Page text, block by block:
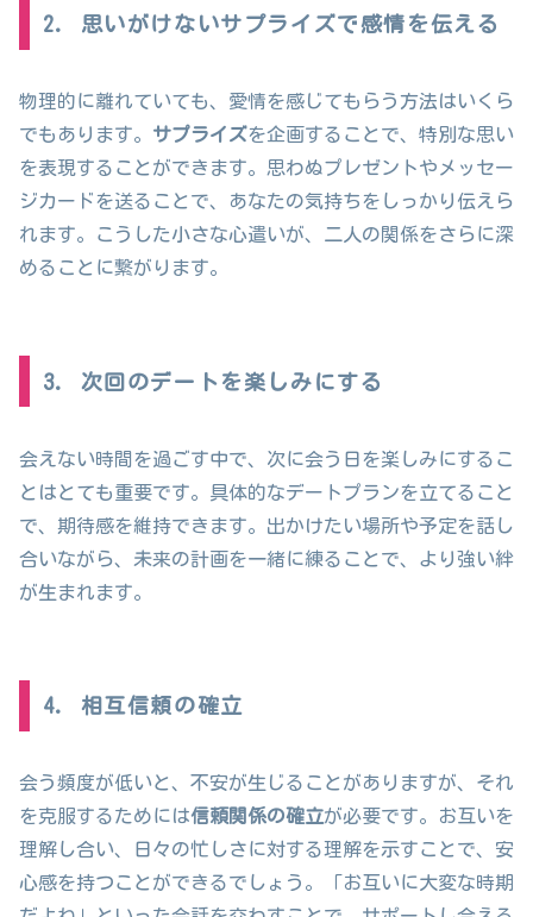
2. 思いがけないサプライズで感情を伝える
物理的に離れていても、愛情を感じてもらう方法はいくら
でもあります。 サプライズを企画することで、特別な思い
を表現することができます。思わぬプレゼントやメッセー
ジカードを送ることで、あなたの気持ちをしっかり伝えら
れます。こうした小さな心遣いが、二人の関係をさらに深
めることに繋がります。
3. 次回のデートを楽しみにする
会えない時間を過ごす中で、次に会う日を楽しみにするこ
とはとても重要です。具体的なデートプランを立てること
で、期待感を維持できます。出かけたい場所や予定を話し
合いながら、未来の計画を一緒に練ることで、より強い絆
が生まれます。
4. 相互信頼の確立
会う頻度が低いと、不安が生じることがありますが、それ
を克服するためには信頼関係の確立が必要です。お互いを
理解し合い、日々の忙しさに対する理解を示すことで、安
心感を持つことができるでしょう。「お互いに大変な時期